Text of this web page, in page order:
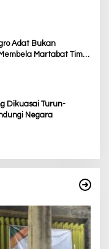
Adat Bukan
Martabat Timor
Dikuasai Turun-
Negara